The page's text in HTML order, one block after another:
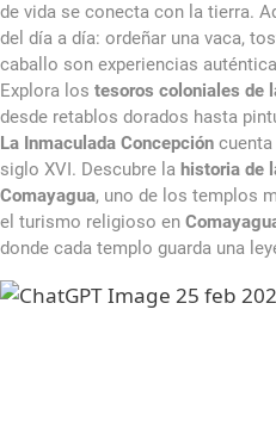
de vida se conecta con la tierra.
del día a día: ordeñar una vaca,
caballo son experiencias
Explora los tesoros coloniales de
desde retablos dorados hasta
La Inmaculada Concepción
siglo XVI. Descubre la historia de
Comayagua, uno de los templos
el turismo religioso en
donde cada templo guarda una